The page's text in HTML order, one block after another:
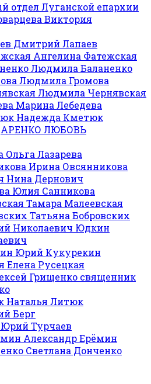
отдел Луганской епархии
Виктория
Дмитрий Лапаев
Ангелина Фатежская
Людмила Баланенко
Людмила Громова
Людмила Чернявская
Марина Лебедева
Надежда Кметюк
ЛЮБОВЬ
Ольга Лазарева
Ирина Овсянникова
Нина Дернович
Юлия Санникова
Тамара Малеевская
Татьяна Бобровских
Юдкин
Юрий Кукурекин
Елена Русецкая
священник
Наталья Литюк
Берг
Юрий Турчаев
Александр Ерёмин
Светлана Донченко